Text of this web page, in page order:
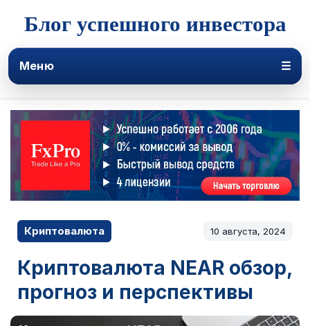
Блог успешного инвестора
Меню ☰
Криптовалюта 10 августа, 2024
Криптовалюта NEAR обзор,
прогноз и перспективы